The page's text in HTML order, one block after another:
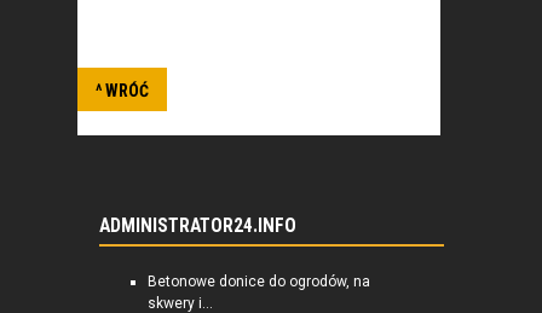
^ WRÓĆ
ADMINISTRATOR24.INFO
Betonowe donice do ogrodów, na
skwery i...